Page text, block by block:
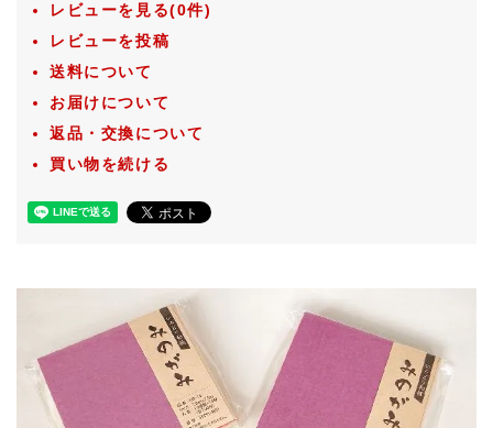
レビューを見る(0件)
レビューを投稿
送料について
お届けについて
返品・交換について
買い物を続ける